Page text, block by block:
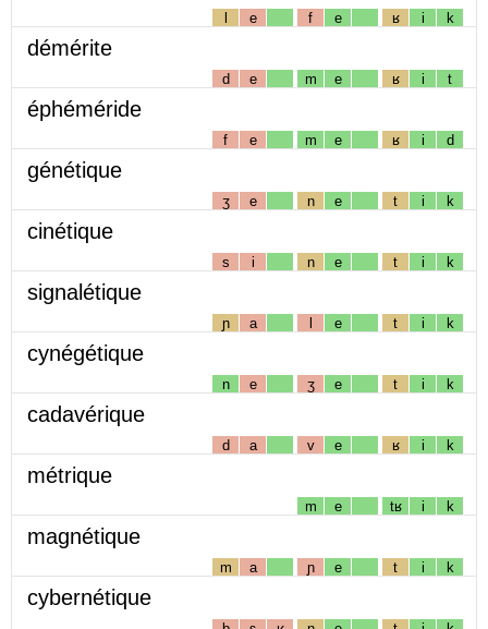
l e f e ʁ i k
démérite
d e m e ʁ i t
éphéméride
f e m e ʁ i d
génétique
ʒ e n e t i k
cinétique
s i n e t i k
signalétique
ɲ a l e t i k
cynégétique
n e ʒ e t i k
cadavérique
d a v e ʁ i k
métrique
m e tʁ i k
magnétique
m a ɲ e t i k
cybernétique